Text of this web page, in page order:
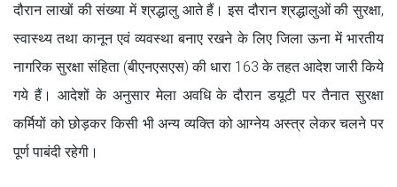
दौरान लाखों की संख्या में श्रद्धालु आते हैं। इस दौरान श्रद्धालुओं की सुरक्षा,
स्वास्थ्य तथा कानून एवं व्यवस्था बनाए रखने के लिए जिला ऊना में भारतीय
नागरिक सुरक्षा संहिता (बीएनएसएस) की धारा 163 के तहत आदेश जारी किये
गये हैं। आदेशों के अनुसार मेला अवधि के दौरान डयूटी पर तैनात सुरक्षा
कर्मियों को छोड़कर किसी भी अन्य व्यक्ति को आग्नेय अस्त्र लेकर चलने पर
पूर्ण पाबंदी रहेगी।